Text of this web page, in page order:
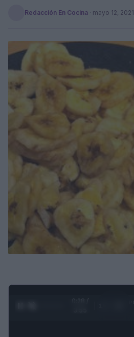
Redacción En Cocina · mayo 12, 2021
0:29 /